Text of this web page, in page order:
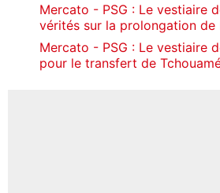
Mercato - PSG : Le vestiaire
vérités sur la prolongation de
Mercato - PSG : Le vestiaire
pour le transfert de